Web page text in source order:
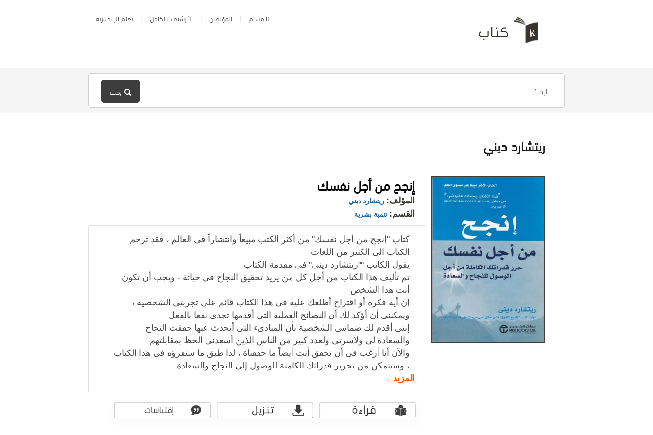
الأقسام المؤلفين الأرشيف بالكامل تعلم الإنجليزية
بحث
ريتشارد ديني
إنجح من أجل نفسك
المؤلف: ريتشارد ديني
القسم: تنمية بشرية
كتاب "إنجح من أجل نفسك" من أكثر الكتب مبيعاً وانتشاراً فى العالم ، فقد ترجم
الكتاب الى الكثير من اللغات
يقول الكاتب ""ريتشارد دينى" فى مقدمة الكتاب
تم تأليف هذا الكتاب من أجل كل من يريد تحقيق النجاح فى حياتة - ويجب أن تكون
أنت هذا الشخص
إن أية فكرة أو اقتراح أطلعك عليه فى هذا الكتاب قائم على تجربتى الشخصية ،
ويمكننى أن أؤكد لك أن النصائح العملية التى أقدمها تجدى نفعا بالفعل
إننى أقدم لك ضمانتى الشخصية بأن المبادىء التى أتحدث عنها حققت النجاح
والسعادة لى ولأسرتى ولعدد كبير من الناس الذين أسعدنى الحظ بمقابلتهم
والآن أنا أرغب فى أن تحقق أنت أيضاً ما حققناة ، لذا طبق ما ستقرؤه فى هذا الكتاب
، وستتمكن من تحرير قدراتك الكامنة للوصول إلى النجاح والسعادة
المزيد →